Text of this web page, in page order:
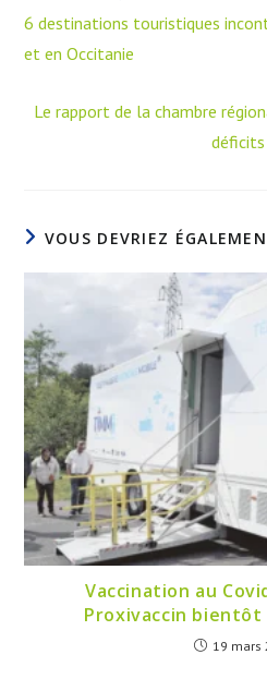
6 destinations touristiques
et en Occitanie
Le rapport de la chambre
VOUS DEVRIEZ
Vaccination au
Proxivaccin bientôt
19 mars